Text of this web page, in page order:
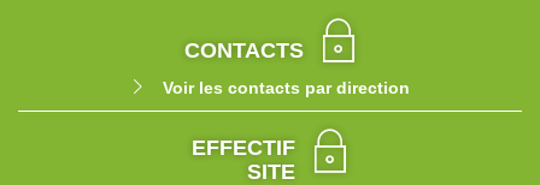
CONTACTS
Voir les contacts par direction
EFFECTIF
SITE